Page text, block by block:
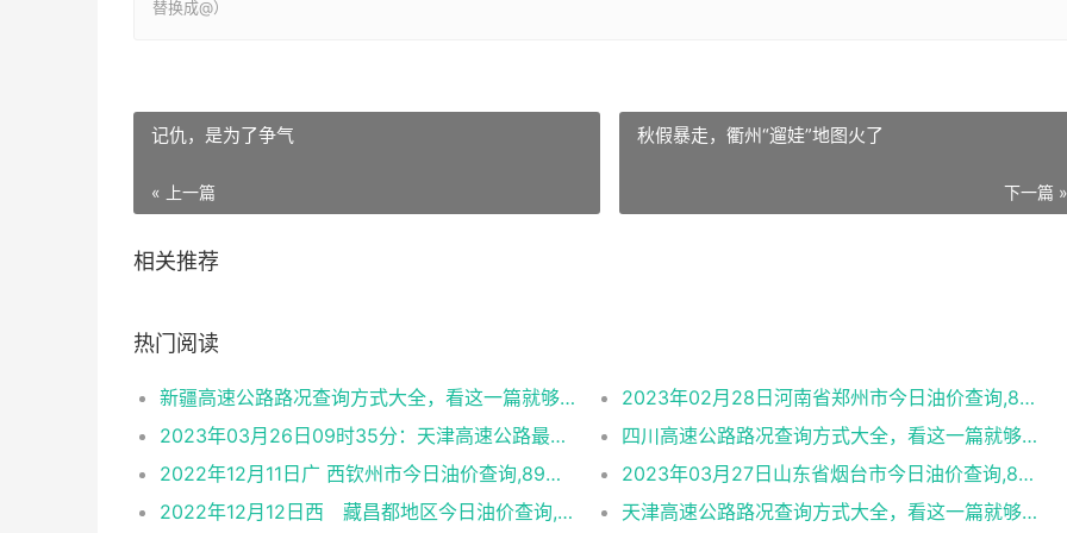
替换成@）
记仇，是为了争气
« 上一篇
秋假暴走，衢州“遛娃”地图火了
下一篇 »
相关推荐
热门阅读
新疆高速公路路况查询方式大全，看这一篇就够了！【司机收藏】
2023年02月28日河南省郑州市今日油价查询,89号汽油,92号汽油,95号汽油,89号柴油
2023年03月26日09时35分：天津高速公路最新路况实时播报
四川高速公路路况查询方式大全，看这一篇就够了！【司机收藏】
2022年12月11日广 西钦州市今日油价查询,89号汽油,92号汽油,95号汽油,89号柴油
2023年03月27日山东省烟台市今日油价查询,89号汽油,92号汽油,95号汽油,89号柴油
2022年12月12日西 藏昌都地区今日油价查询,89号汽油,92号汽油,95号汽油,89号柴油
天津高速公路路况查询方式大全，看这一篇就够了！【司机收藏】